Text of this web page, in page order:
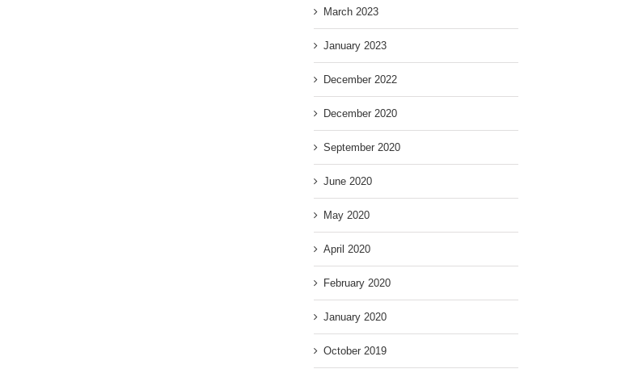
March 2023
January 2023
December 2022
December 2020
September 2020
June 2020
May 2020
April 2020
February 2020
January 2020
October 2019